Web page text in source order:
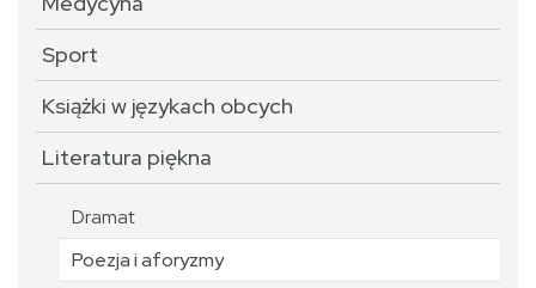
Sport
Książki w językach obcych
Literatura piękna
Dramat
Poezja i aforyzmy